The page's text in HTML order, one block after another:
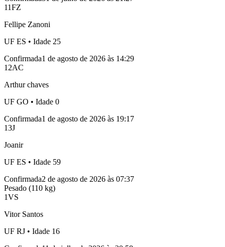
11FZ
Fellipe Zanoni
UF ES • Idade 25
Confirmada1 de agosto de 2026 às 14:29
12AC
Arthur chaves
UF GO • Idade 0
Confirmada1 de agosto de 2026 às 19:17
13J
Joanir
UF ES • Idade 59
Confirmada2 de agosto de 2026 às 07:37
Pesado (110 kg)
1VS
Vitor Santos
UF RJ • Idade 16